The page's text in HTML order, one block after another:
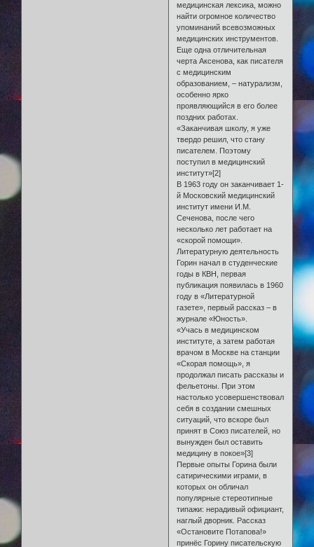
медицинская лексика, можно
найти огромное количество
упоминаний всевозможных
медицинских инструментов.
Еще одна отличительная
черта Аксенова, как писателя
с медицинским
образованием, – натурализм,
особенно ярко
проявляющийся в его более
поздних работах.
«Заканчивая школу, я уже
твердо решил, что стану
писателем. Поэтому
поступил в медицинский
институт»[2]
В 1963 году он заканчивает 1-
й Московский медицинский
институт имени И.М.
Сеченова, после чего
несколько лет работает на
«скорой помощи».
Литературную деятельность
Горин начал в студенческие
годы в КВН, первая
публикация появилась в 1960
году в «Литературной
газете», первый рассказ – в
журнале «Юность».
«Учась в медицинском
институте, а затем работая
врачом в Москве на станции
«Скорая помощь», я
продолжал писать рассказы и
фельетоны. При этом
настолько усовершенствовал
себя в создании смешных
ситуаций, что вскоре был
принят в Союз писателей, но
вынужден был оставить
медицину в покое»[3]
Первые опыты Горина были
сатирическими играми, в
которых он обличал
популярные стереотипные
типажи: нерадивый официант,
наглый дворник. Рассказ
«Остановите Потапова!»
принёс Горину писательскую